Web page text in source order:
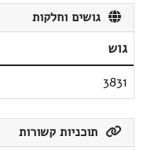
גושים וחלקות
גוש
3831
תוכניות קשורות